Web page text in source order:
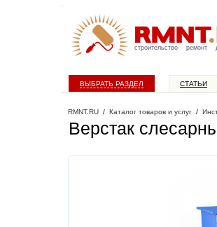
строительство ремонт
ВЫБРАТЬ РАЗДЕЛ СТАТЬИ
RMNT.RU / Каталог товаров и услуг /
Верстак